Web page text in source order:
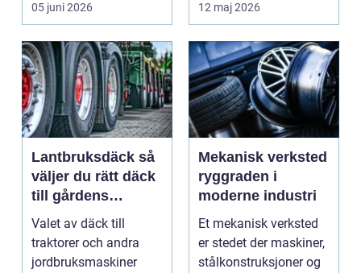
05 juni 2026 12 maj 2026
Lantbruksdäck så
väljer du rätt däck
till gårdens
maskiner
Valet av däck till
traktorer och andra
jordbruksmaskiner
Mekanisk verksted
ryggraden i
moderne industri
Et mekanisk verksted
er stedet der maskiner,
stålkonstruksjoner og